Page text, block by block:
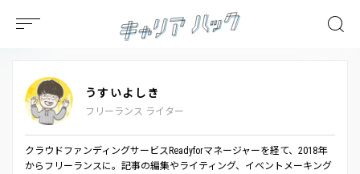
うすいよしき
フリーランス ライター
クラウドファンディングサービスReadyforマネージャーを経て、2018年
からフリーランスに。記事の編集やライティング、イベントメーキング